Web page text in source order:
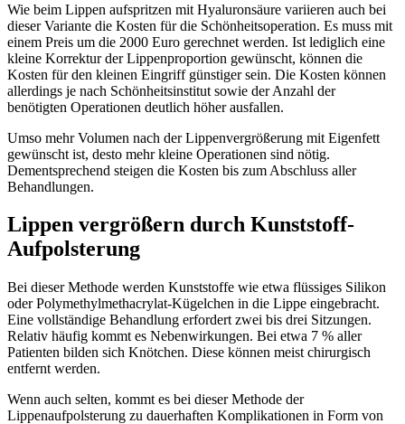
Wie beim Lippen aufspritzen mit Hyaluronsäure variieren auch bei
dieser Variante die Kosten für die Schönheitsoperation. Es muss mit
einem Preis um die 2000 Euro gerechnet werden. Ist lediglich eine
kleine Korrektur der Lippenproportion gewünscht, können die
Kosten für den kleinen Eingriff günstiger sein. Die Kosten können
allerdings je nach Schönheitsinstitut sowie der Anzahl der
benötigten Operationen deutlich höher ausfallen.
Umso mehr Volumen nach der Lippenvergrößerung mit Eigenfett
gewünscht ist, desto mehr kleine Operationen sind nötig.
Dementsprechend steigen die Kosten bis zum Abschluss aller
Behandlungen.
Lippen vergrößern durch Kunststoff-
Aufpolsterung
Bei dieser Methode werden Kunststoffe wie etwa flüssiges Silikon
oder Polymethylmethacrylat-Kügelchen in die Lippe eingebracht.
Eine vollständige Behandlung erfordert zwei bis drei Sitzungen.
Relativ häufig kommt es Nebenwirkungen. Bei etwa 7 % aller
Patienten bilden sich Knötchen. Diese können meist chirurgisch
entfernt werden.
Wenn auch selten, kommt es bei dieser Methode der
Lippenaufpolsterung zu dauerhaften Komplikationen in Form von